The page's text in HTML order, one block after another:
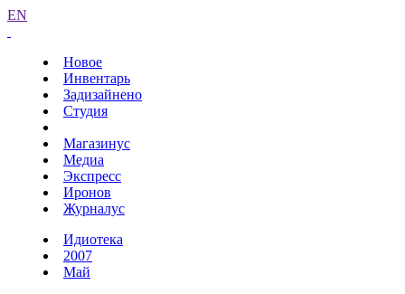
EN
Новое
Инвентарь
Задизайнено
Студия
Магазинус
Медиа
Экспресс
Иронов
Журналус
Идиотека
2007
Май